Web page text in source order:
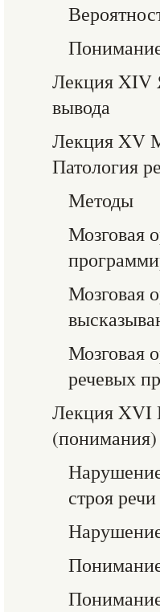
Лекция XIV
вывода
Лекция XV
Патология
Методы
Мозговая
Мозговая
Мозговая
речевых
Лекция XVI
(понимания)
строя речи